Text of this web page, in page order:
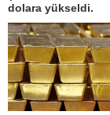
dolara yükseldi.